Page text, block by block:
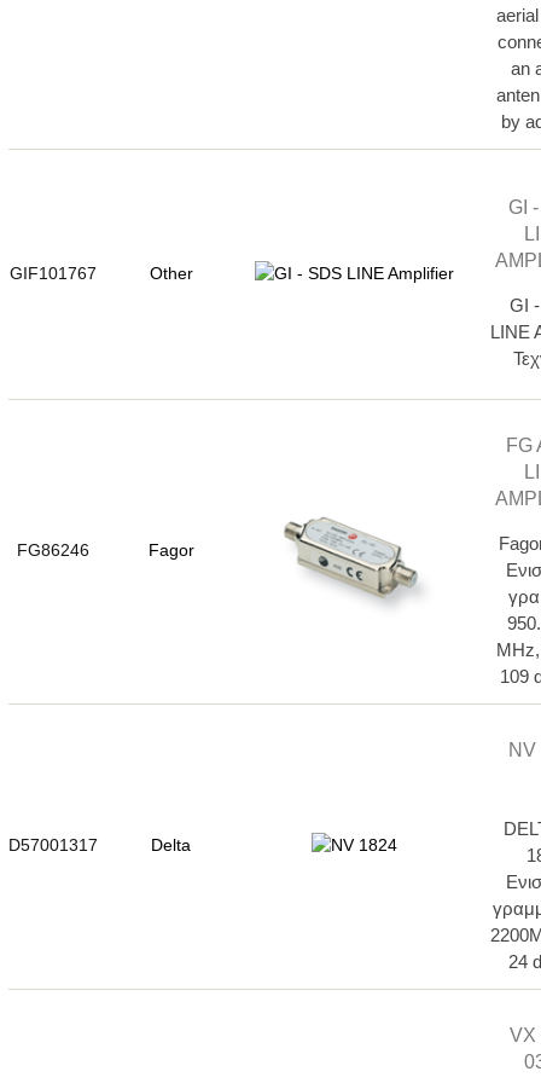
an
by
GIF101767 Other
GI
GI
LINE
FG86246 Fagor
FG
ΜΗz,
109
D57001317 Delta
NV
24
VX